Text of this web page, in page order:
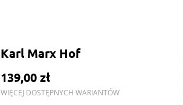
Karl Marx Hof
139,00 zł
WIĘCEJ DOSTĘPNYCH WARIANTÓW